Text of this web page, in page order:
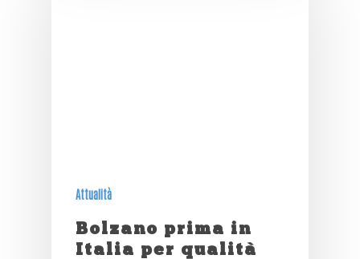
Attualità
Bolzano prima in
Italia per qualità